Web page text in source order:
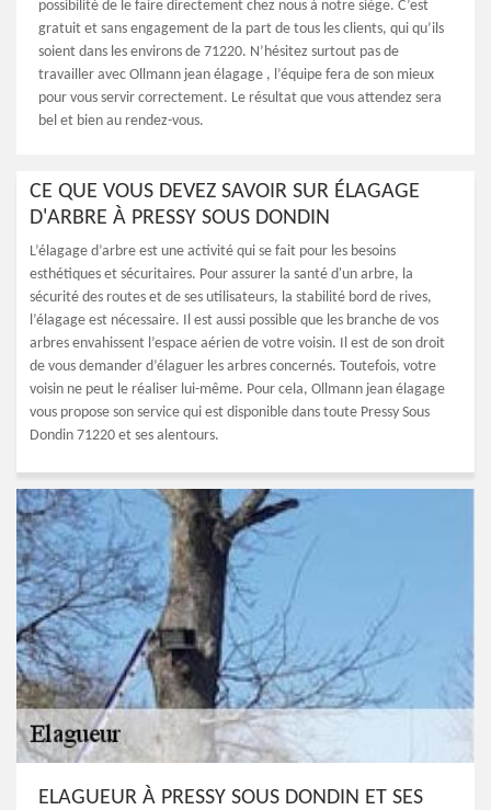
possibilité de le faire directement chez nous à notre siège. C’est
gratuit et sans engagement de la part de tous les clients, qui qu’ils
soient dans les environs de 71220. N’hésitez surtout pas de
travailler avec Ollmann jean élagage , l’équipe fera de son mieux
pour vous servir correctement. Le résultat que vous attendez sera
bel et bien au rendez-vous.
CE QUE VOUS DEVEZ SAVOIR SUR ÉLAGAGE
D'ARBRE À PRESSY SOUS DONDIN
L’élagage d’arbre est une activité qui se fait pour les besoins
esthétiques et sécuritaires. Pour assurer la santé d'un arbre, la
sécurité des routes et de ses utilisateurs, la stabilité bord de rives,
l’élagage est nécessaire. Il est aussi possible que les branche de vos
arbres envahissent l’espace aérien de votre voisin. Il est de son droit
de vous demander d’élaguer les arbres concernés. Toutefois, votre
voisin ne peut le réaliser lui-même. Pour cela, Ollmann jean élagage
vous propose son service qui est disponible dans toute Pressy Sous
Dondin 71220 et ses alentours.
ELAGUEUR À PRESSY SOUS DONDIN ET SES